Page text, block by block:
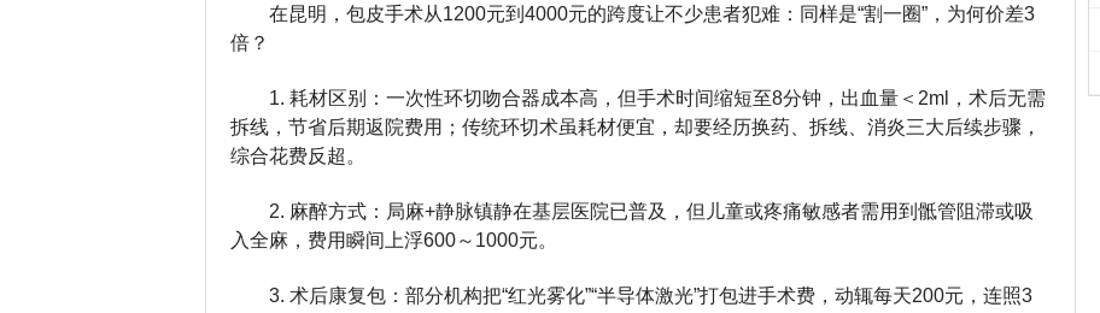
在昆明，包皮手术从1200元到4000元的跨度让不少患者犯难：同样是“割一圈”，为何价差3
倍？
1. 耗材区别：一次性环切吻合器成本高，但手术时间缩短至8分钟，出血量＜2ml，术后无需
拆线，节省后期返院费用；传统环切术虽耗材便宜，却要经历换药、拆线、消炎三大后续步骤，
综合花费反超。
2. 麻醉方式：局麻+静脉镇静在基层医院已普及，但儿童或疼痛敏感者需用到骶管阻滞或吸
入全麻，费用瞬间上浮600～1000元。
3. 术后康复包：部分机构把“红光雾化”“半导体激光”打包进手术费，动辄每天200元，连照3